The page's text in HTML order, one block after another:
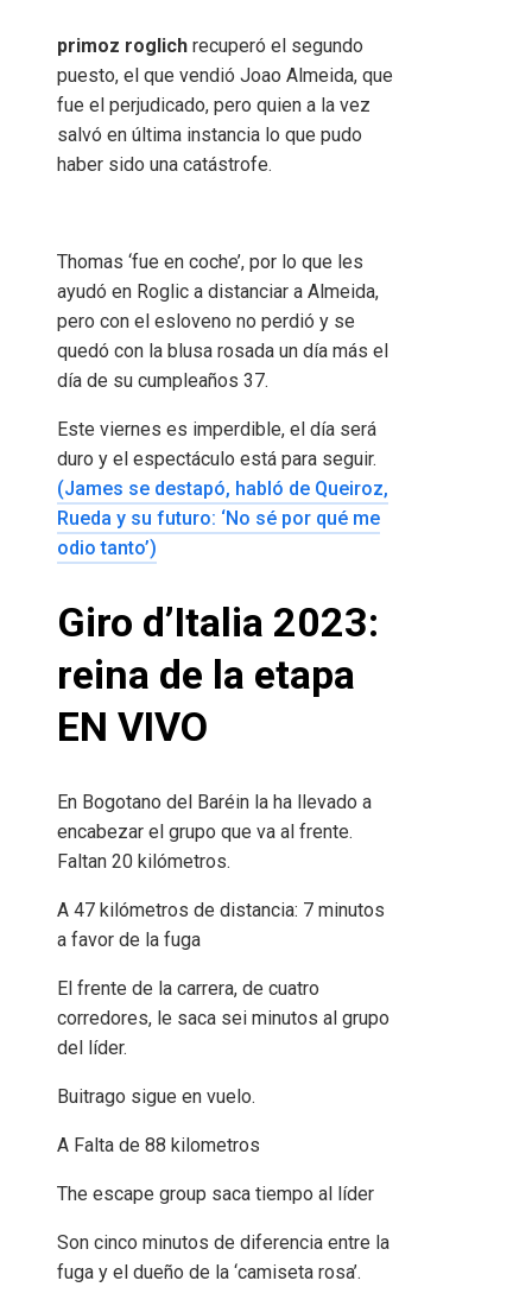
primoz roglich recuperó el segundo
puesto, el que vendió Joao Almeida, que
fue el perjudicado, pero quien a la vez
salvó en última instancia lo que pudo
haber sido una catástrofe.
Thomas ‘fue en coche’, por lo que les
ayudó en Roglic a distanciar a Almeida,
pero con el esloveno no perdió y se
quedó con la blusa rosada un día más el
día de su cumpleaños 37.
Este viernes es imperdible, el día será
duro y el espectáculo está para seguir.
(James se destapó, habló de Queiroz,
Rueda y su futuro: ‘No sé por qué me
odio tanto’)
Giro d’Italia 2023:
reina de la etapa
EN VIVO
En Bogotano del Baréin la ha llevado a
encabezar el grupo que va al frente.
Faltan 20 kilómetros.
A 47 kilómetros de distancia: 7 minutos
a favor de la fuga
El frente de la carrera, de cuatro
corredores, le saca sei minutos al grupo
del líder.
Buitrago sigue en vuelo.
A Falta de 88 kilometros
The escape group saca tiempo al líder
Son cinco minutos de diferencia entre la
fuga y el dueño de la ‘camiseta rosa’.